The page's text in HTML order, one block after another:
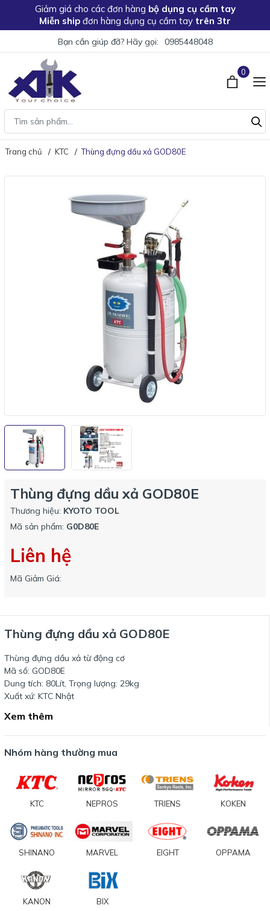
Giảm giá cho các đơn hàng bộ dụng cụ cầm tay
Miễn ship đơn hàng dụng cụ cầm tay trên 3tr
Bạn cần giúp đỡ? Hãy gọi: 0985448048
0
Trang chủ KTC Thùng đựng dầu xả GOD80E
Thùng đựng dầu xả GOD80E
Thương hiệu: KYOTO TOOL
Mã sản phẩm: G0D80E
Liên hệ
Mã Giảm Giá:
Thùng đựng dầu xả GOD80E
Thùng đựng dầu xả từ động cơ
Mã số: GOD80E
Dung tích: 80Lít, Trọng lượng: 29kg
Xuất xứ: KTC Nhật
Xem thêm
Nhóm hàng thường mua
KTC NEPROS TRIENS KOKEN
SHINANO MARVEL EIGHT OPPAMA
KANON BIX